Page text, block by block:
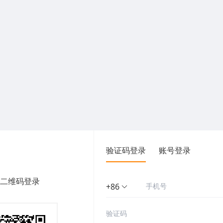
维码登录
验证码登录 账号登录
+86